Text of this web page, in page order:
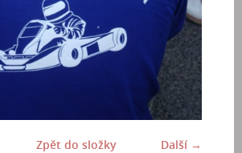
Další →
Zpět do složky